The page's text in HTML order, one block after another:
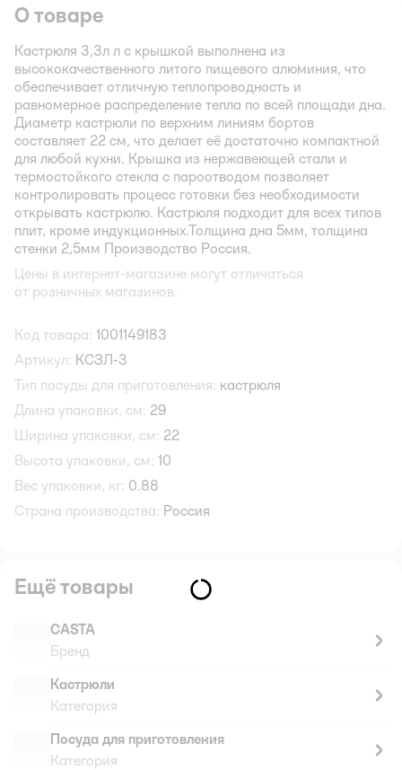
О товаре
Кастрюля 3,3л л с крышкой выполнена из
высококачественного литого пищевого алюминия, что
обеспечивает отличную теплопроводность и
равномерное распределение тепла по всей площади дна.
Диаметр кастрюли по верхним линиям бортов
составляет 22 см, что делает её достаточно компактной
для любой кухни. Крышка из нержавеющей стали и
термостойкого стекла с пароотводом позволяет
контролировать процесс готовки без необходимости
открывать кастрюлю. Кастрюля подходит для всех типов
плит, кроме индукционных.Толщина дна 5мм, толщина
стенки 2,5мм Производство Россия.
Цены в интернет-магазине могут отличаться
от розничных магазинов.
Код товара: 1001149183
Артикул: КСЗЛ-3
Тип посуды для приготовления: кастрюля
Длина упаковки, см: 29
Ширина упаковки, см: 22
Высота упаковки, см: 10
Вес упаковки, кг: 0.88
Страна производства: Россия
Ещё товары
CASTA
Бренд
Кастрюли
Категория
Посуда для приготовления
Категория